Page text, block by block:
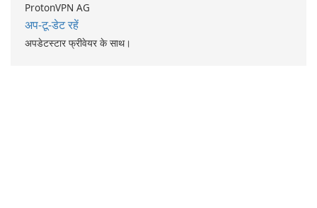
ProtonVPN AG
अप-टू-डेट रहें
अपडेटस्टार फ्रीवेयर के साथ।